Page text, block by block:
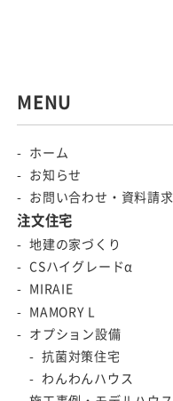
MENU
ホーム
お知らせ
お問い合わせ・資料請求
注文住宅
地建の家づくり
CSハイグレードα
MIRAIE
MAMORY L
オプション設備
抗菌対策住宅
わんわんハウス